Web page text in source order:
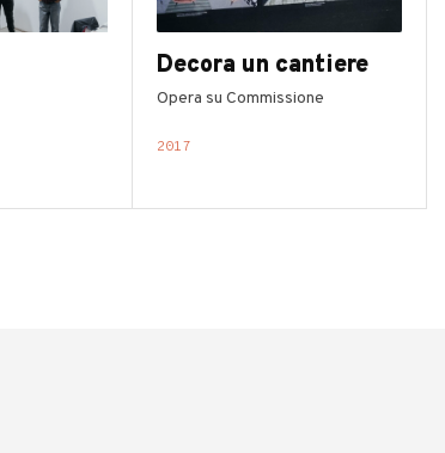
Decora un cantiere
Opera su Commissione
2017